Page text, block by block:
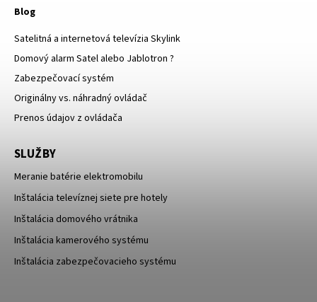
Blog
Satelitná a internetová televízia Skylink
Domový alarm Satel alebo Jablotron ?
Zabezpečovací systém
Originálny vs. náhradný ovládač
Prenos údajov z ovládača
SLUŽBY
Meranie batérie elektromobilu
Inštalácia televíznej siete pre hotely
Inštalácia domového vrátnika
Inštalácia kamerového systému
Inštalácia zabezpečovacieho systému